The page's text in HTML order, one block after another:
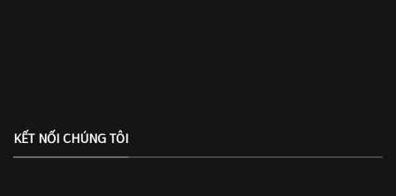
KẾT NỐI CHÚNG TÔI